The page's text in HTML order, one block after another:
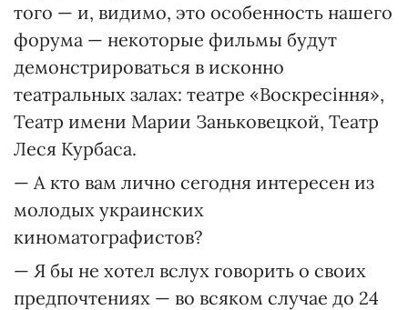
того — и, видимо, это особенность нашего
форума — некоторые фильмы будут
демонстрироваться в исконно
театральных залах: театре «Воскресіння»,
Театр имени Марии Заньковецкой, Театр
Леся Курбаса.
— А кто вам лично сегодня интересен из
молодых украинских
киноматографистов?
— Я бы не хотел вслух говорить о своих
предпочтениях — во всяком случае до 24